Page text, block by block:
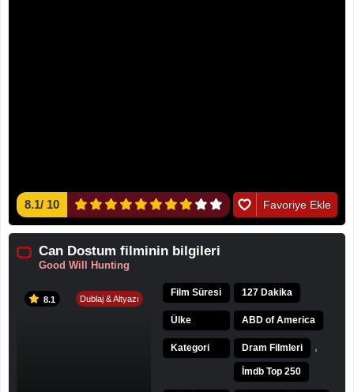
8.1/ 10 Favoriye Ekle
Can Dostum filminin bilgileri
Good Will Hunting
8.1 Dublaj & Altyazı
Film Süresi 127 Dakika
Ülke ABD of America
Kategori Dram Filmleri
İmdb Top 250